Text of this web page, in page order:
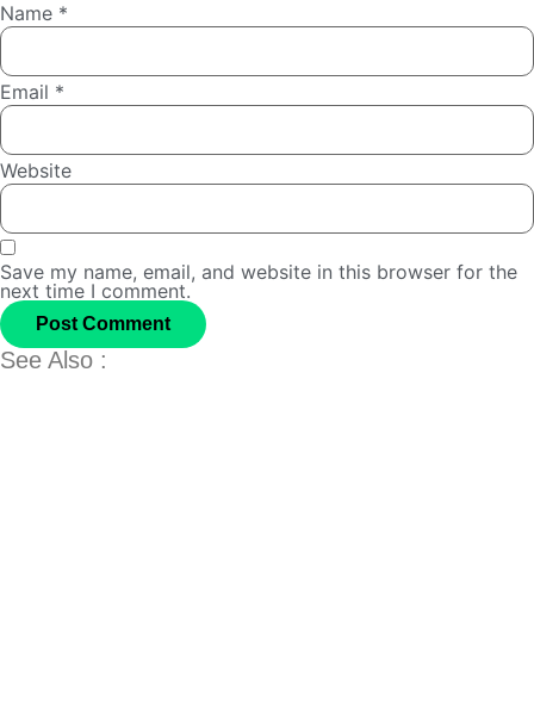
Name *
Email *
Website
Save my name, email, and website in this browser for the
next time I comment.
See Also :